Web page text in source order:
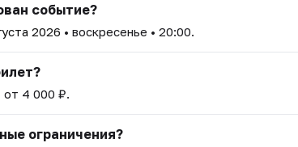
событие?
2026 • воскресенье • 20:00.
от 4 000 ₽.
ограничения?